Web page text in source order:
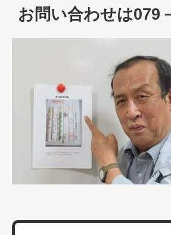
お問い合わせは079